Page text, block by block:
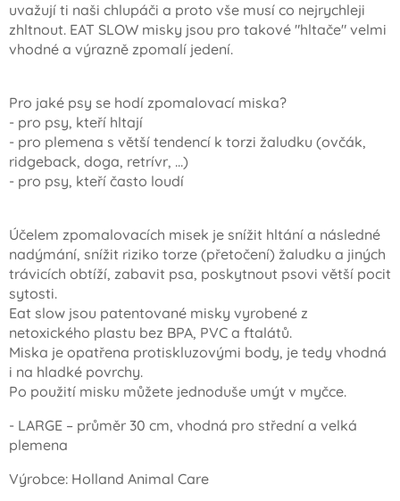
uvažují ti naši chlupáči a proto vše musí co nejrychleji
zhltnout. EAT SLOW misky jsou pro takové "hltače" velmi
vhodné a výrazně zpomalí jedení.
Pro jaké psy se hodí zpomalovací miska?
- pro psy, kteří hltají
- pro plemena s větší tendencí k torzi žaludku (ovčák,
ridgeback, doga, retrívr, …)
- pro psy, kteří často loudí
Účelem zpomalovacích misek je snížit hltání a následné
nadýmání, snížit riziko torze (přetočení) žaludku a jiných
trávicích obtíží, zabavit psa, poskytnout psovi větší pocit
sytosti.
Eat slow jsou patentované misky vyrobené z
netoxického plastu bez BPA, PVC a ftalátů.
Miska je opatřena protiskluzovými body, je tedy vhodná
i na hladké povrchy.
Po použití misku můžete jednoduše umýt v myčce.
- LARGE – průměr 30 cm, vhodná pro střední a velká
plemena
Výrobce: Holland Animal Care